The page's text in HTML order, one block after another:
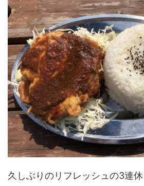
久しぶりのリフレッシュの3連